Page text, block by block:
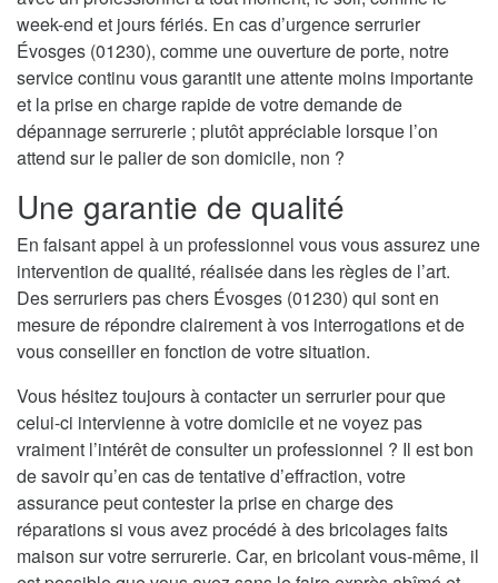
week-end et jours fériés. En cas d’urgence serrurier
Évosges (01230), comme une ouverture de porte, notre
service continu vous garantit une attente moins importante
et la prise en charge rapide de votre demande de
dépannage serrurerie ; plutôt appréciable lorsque l’on
attend sur le palier de son domicile, non ?
Une garantie de qualité
En faisant appel à un professionnel vous vous assurez une
intervention de qualité, réalisée dans les règles de l’art.
Des serruriers pas chers Évosges (01230) qui sont en
mesure de répondre clairement à vos interrogations et de
vous conseiller en fonction de votre situation.
Vous hésitez toujours à contacter un serrurier pour que
celui-ci intervienne à votre domicile et ne voyez pas
vraiment l’intérêt de consulter un professionnel ? Il est bon
de savoir qu’en cas de tentative d’effraction, votre
assurance peut contester la prise en charge des
réparations si vous avez procédé à des bricolages faits
maison sur votre serrurerie. Car, en bricolant vous-même, il